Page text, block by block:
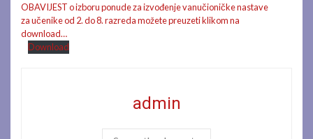
OBAVIJEST o izboru ponude za izvođenje vanučioničke nastave
za učenike od 2. do 8. razreda možete preuzeti klikom na
download…
Download
admin